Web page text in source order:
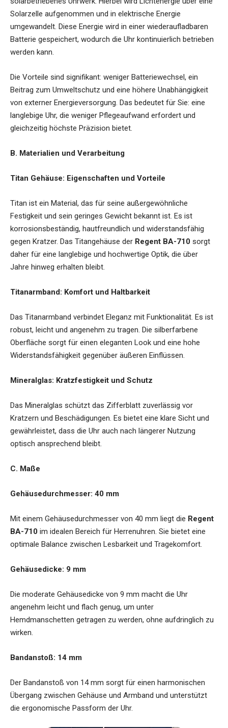
Solarzelle aufgenommen und in elektrische Energie
umgewandelt. Diese Energie wird in einer wiederaufladbaren
Batterie gespeichert, wodurch die Uhr kontinuierlich betrieben
werden kann.
Die Vorteile sind signifikant: weniger Batteriewechsel, ein
Beitrag zum Umweltschutz und eine höhere Unabhängigkeit
von externer Energieversorgung. Das bedeutet für Sie: eine
langlebige Uhr, die weniger Pflegeaufwand erfordert und
gleichzeitig höchste Präzision bietet.
B. Materialien und Verarbeitung
Titan Gehäuse: Eigenschaften und Vorteile
Titan ist ein Material, das für seine außergewöhnliche
Festigkeit und sein geringes Gewicht bekannt ist. Es ist
korrosionsbeständig, hautfreundlich und widerstandsfähig
gegen Kratzer. Das Titangehäuse der Regent BA-710 sorgt
daher für eine langlebige und hochwertige Optik, die über
Jahre hinweg erhalten bleibt.
Titanarmband: Komfort und Haltbarkeit
Das Titanarmband verbindet Eleganz mit Funktionalität. Es ist
robust, leicht und angenehm zu tragen. Die silberfarbene
Oberfläche sorgt für einen eleganten Look und eine hohe
Widerstandsfähigkeit gegenüber äußeren Einflüssen.
Mineralglas: Kratzfestigkeit und Schutz
Das Mineralglas schützt das Zifferblatt zuverlässig vor
Kratzern und Beschädigungen. Es bietet eine klare Sicht und
gewährleistet, dass die Uhr auch nach längerer Nutzung
optisch ansprechend bleibt.
C. Maße
Gehäusedurchmesser: 40 mm
Mit einem Gehäusedurchmesser von 40 mm liegt die Regent
BA-710 im idealen Bereich für Herrenuhren. Sie bietet eine
optimale Balance zwischen Lesbarkeit und Tragekomfort.
Gehäusedicke: 9 mm
Die moderate Gehäusedicke von 9 mm macht die Uhr
angenehm leicht und flach genug, um unter
Hemdmanschetten getragen zu werden, ohne aufdringlich zu
wirken.
Bandanstoß: 14 mm
Der Bandanstoß von 14 mm sorgt für einen harmonischen
Übergang zwischen Gehäuse und Armband und unterstützt
die ergonomische Passform der Uhr.